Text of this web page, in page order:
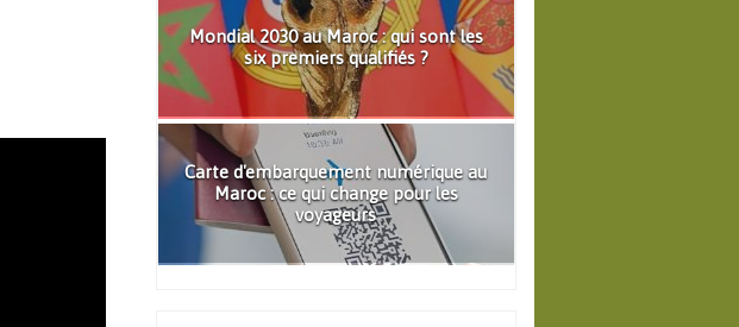
Mondial 2030 au Maroc : qui sont les
six premiers qualifiés ?
Carte d'embarquement numérique au
Maroc : ce qui change pour les
voyageurs